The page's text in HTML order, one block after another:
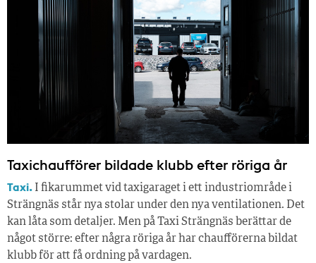
Taxichaufförer bildade klubb efter röriga år
Taxi. I fikarummet vid taxigaraget i ett industriområde i
Strängnäs står nya stolar under den nya ventilationen. Det
kan låta som detaljer. Men på Taxi Strängnäs berättar de
något större: efter några röriga år har chaufförerna bildat
klubb för att få ordning på vardagen.